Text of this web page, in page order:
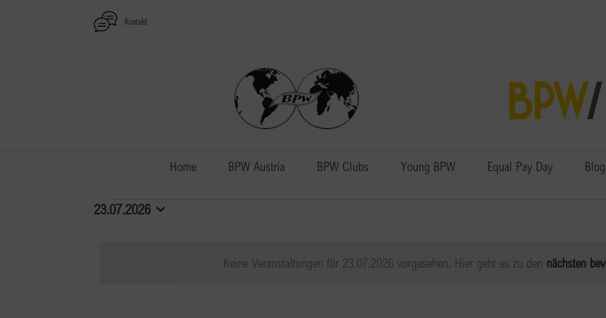
Kontakt
Home BPW Austria BPW Clubs Young BPW Equal Pay Day Blog
Veranstaltungen
Hinweis
Keine Veranstaltungen für 23.07.2026 vorgesehen. Hier geht es zu den nächsten
23.07.2026